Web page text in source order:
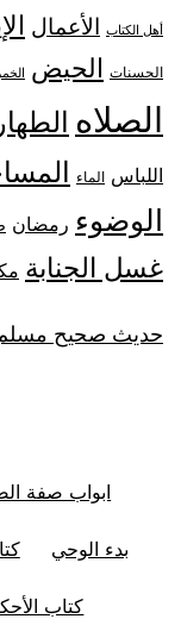
أهل الكتاب الأعمال
الحسنات الحيض الخمر
الصلاه
اللباس الماء
الوضوء رمضان
غسل الجنابة
حديث صحيح
ابواب صفة
بدء الوحي
كتاب